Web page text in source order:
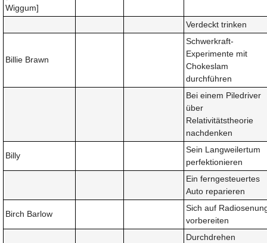
Wiggum]
Verdeckt trinken
Billie Brawn
Schwerkraft-
Experimente mit
Chokeslam
durchführen
Bei einem Piledriver
über
Relativitätstheorie
nachdenken
Billy
Sein Langweilertum
perfektionieren
Ein ferngesteuertes
Auto reparieren
Birch Barlow
Sich auf
vorbereiten
Durchdrehen